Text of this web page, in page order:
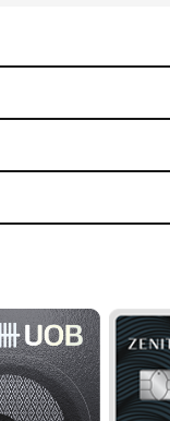
คารอื่น - ธนาคารกรุงศ
ของจำนวนยอดที่ชำระ